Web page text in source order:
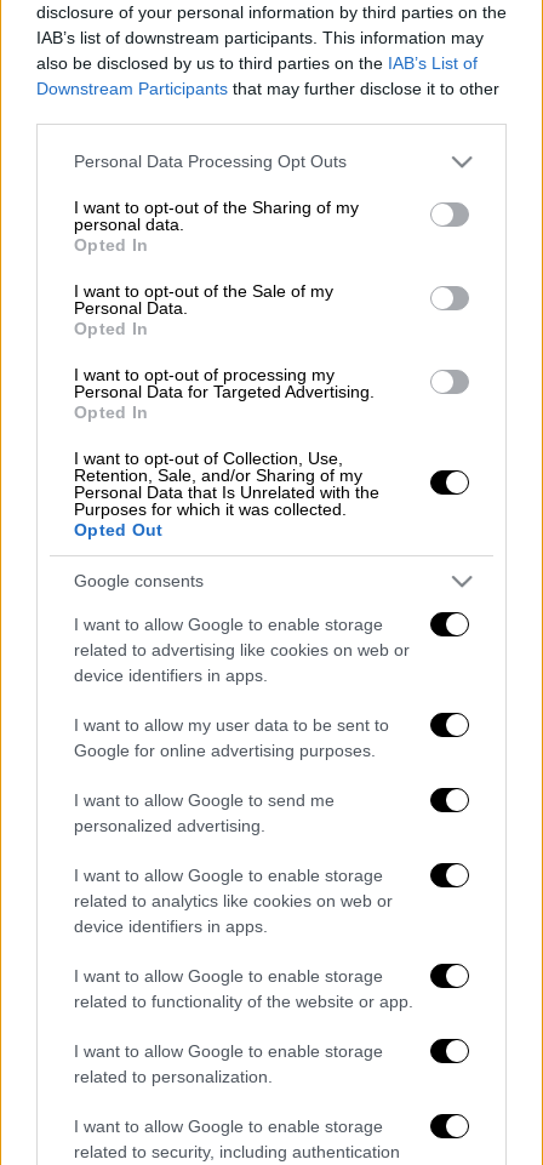
disclosure of your personal information by third parties on the
IAB’s list of downstream participants. This information may
also be disclosed by us to third parties on the IAB’s List of
Downstream Participants that may further disclose it to other
Please note that this website/app uses one or more Google
not limited to your visit or usage behaviour. You may click to
grant or deny consent to Google and its third-party tags to
use your data for below specified purposes in below Google
consent section.
Personal Data Processing Opt Outs
I want to opt-out of the Sharing of my
personal data.
Opted In
I want to opt-out of the Sale of my
Personal Data.
Opted In
I want to opt-out of processing my
Personal Data for Targeted Advertising.
Opted In
I want to opt-out of Collection, Use,
Retention, Sale, and/or Sharing of my
Personal Data that Is Unrelated with the
Purposes for which it was collected.
Opted Out
Google consents
I want to allow Google to enable storage
related to advertising like cookies on web or
device identifiers in apps.
I want to allow my user data to be sent to
Google for online advertising purposes.
I want to allow Google to send me
personalized advertising.
I want to allow Google to enable storage
related to analytics like cookies on web or
device identifiers in apps.
I want to allow Google to enable storage
related to functionality of the website or app.
I want to allow Google to enable storage
related to personalization.
I want to allow Google to enable storage
related to security, including authentication
ΔΙΑΒΑΣΤΕ ΕΠΙΣΗΣ
Ελλάδα|18.03.2025 13:30
Υπόθεση Καρυώτη: Ξανά στο εδώλιο
υποπλοίαρχος και ναύκληρος μετά
από έφεση του δικηγόρου της
οικογένειας
Στο πάνελ του
Μυτιληναίος, επικεφαλής τηςMetlen,
«κάρφωσε» τις συμφωνίες για τις νέες
γαλλικές φρεγάτες Belharra, καθώς στο deal
υπήρχε επιστροφή αξίας μόλις 0,5%, παρά το
γεγονός πως ο «χρυσός κανών» παραπέμπει
σε ποσοστό επιστροφής αξίας 30%, (για κάθε
δηλαδή 1 ευρώ, 30 λεπτά επιστρέφονται με
κάποιο τρόπο στη χώρα που δίνει την
παραγγελία).
Πρόεδρος του Συνδέσμου
Ελλήνων Κατασκευαστών Αμυντικού Υλικού,
Αναστάσιος Ροζολής, έδινε και μια άλλη
διάσταση του κύκλου χαμένων ευκαιριών
στην αμυντική βιομηχανία.
Έκανε λόγο για το
πουληθεί και να δώσει πόρους στη χώρα.
Βλήματα, τυφέκια κτλ μπορεί με ένα
«ξεφορτώματος» που έχει γίνει στην
Ουκρανία.
Διαβάστε ολόκληρη τη στήλη x-ray
του
ethnos.gr εδώ
Διαβάστε ακόμη